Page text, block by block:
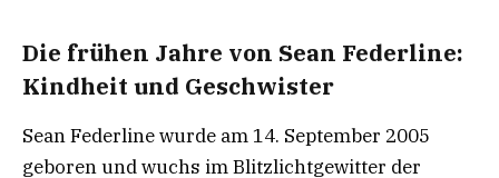
Die frühen Jahre von Sean Federline:
Kindheit und Geschwister
Sean Federline wurde am 14. September 2005
geboren und wuchs im Blitzlichtgewitter der